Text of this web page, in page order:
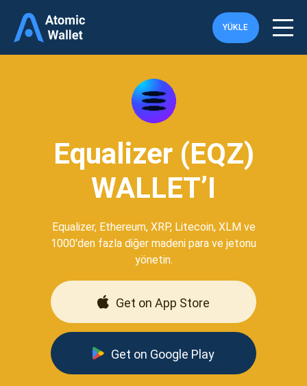
YÜKLE
Equalizer (EQZ)
WALLET’I
Equalizer, Ethereum, XRP, Litecoin, XLM ve
1000'den fazla diğer madeni para ve jetonu
yönetin.
Get on App Store
Get on Google Play